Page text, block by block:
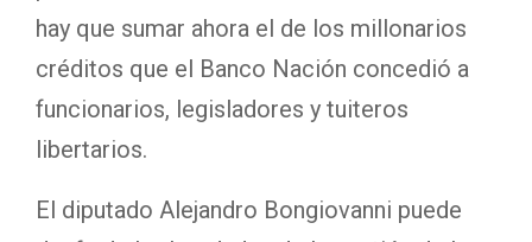
hay que sumar ahora el de los millonarios
créditos que el Banco Nación concedió a
funcionarios, legisladores y tuiteros
libertarios.
El diputado Alejandro Bongiovanni puede